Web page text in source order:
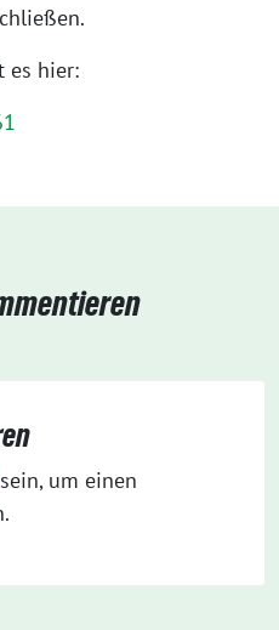
es hier:
sein, um einen